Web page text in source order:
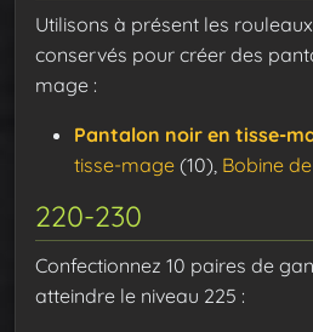
Utilisons à présent les
conservés pour créer des
mage :
Pantalon noir en tisse-
tisse-mage (10), Bobine
220-230
Confectionnez 10 paires de
atteindre le niveau 225 :